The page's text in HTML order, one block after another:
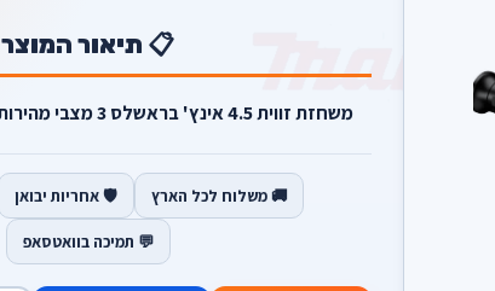
📋 תיאור המוצר
משחזת זווית 4.5 אינץ' בראשלס 3 מצבי מהירות תואמת סוללות דיוולט.
🚚 משלוח לכל הארץ 🛡️ אחריות יבואן
💬 תמיכה בוואטסאפ